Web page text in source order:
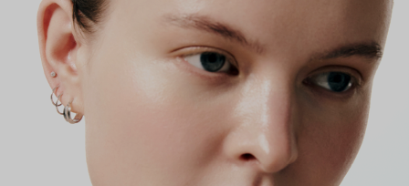
как профессиональные пирсеры (они отвечают за
безопасность и эргономичность пирсинга), так и ювелирные
стилисты (благодаря им дизайн соответствует трендам, а
украшения легко сочетаются между собой).
Украшения AURIS – для тех, кто открыто выражает себя, но
делает это интеллигентно и по-взрослому.